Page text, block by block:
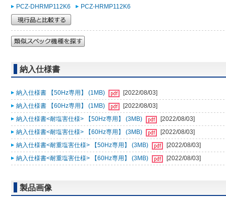
PCZ-DHRMP112K6 PCZ-HRMP112K6
納入仕様書
納入仕様書 【50Hz専用】 (1MB)
[2022/08/03]
納入仕様書 【60Hz専用】 (1MB)
[2022/08/03]
納入仕様書<耐塩害仕様> 【50Hz専用】 (3MB)
[2022/08/03]
納入仕様書<耐塩害仕様> 【60Hz専用】 (3MB)
[2022/08/03]
納入仕様書<耐重塩害仕様> 【50Hz専用】 (3MB)
[2022/08/03]
納入仕様書<耐重塩害仕様> 【60Hz専用】 (3MB)
[2022/08/03]
製品画像